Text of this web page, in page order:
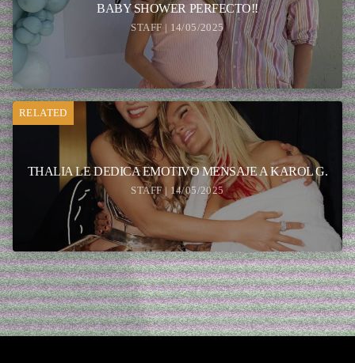
BABY SHOWER PERFECTO!!
STAFF | 14/05/2025
RELATED
THALIA LE DEDICA EMOTIVO MENSAJE A KAROL G.
STAFF | 14/05/2025